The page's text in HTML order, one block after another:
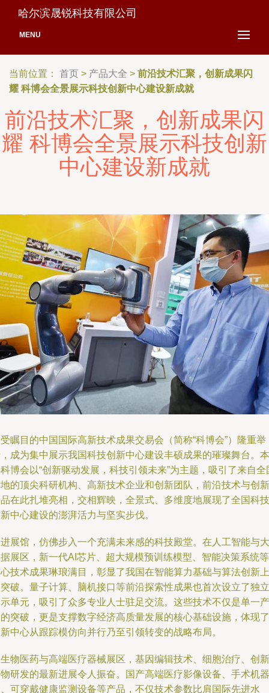
哈尔滨晟锐科技有限公司
MENU
当前位置： 首页 > 产品大全 > 前沿技术汇聚，创新成果闪
耀 科博会全景展示科技创新中心建设新成就
前沿技术汇聚，创新成果闪
耀 科博会全景展示科技创新
中心建设新成就
瞩目的中国国际高新技术成果交易会（简称“科博会”）隆重举
成为集中展示我国科技创新中心建设丰硕成果的璀璨舞台。本
博会以“创新驱动发展，科技引领未来”为主题，吸引了来自全
的顶尖科研机构、高新技术企业和创新团队，前沿技术与创新
在此扎堆亮相，交相辉映，全景式、多维度地展现了全国科技
中心建设的澎湃活力与坚实步伐。
展馆，仿佛步入一个充满未来感的科技殿堂。在人工智能与大
展区，新一代AI芯片、超大规模预训练模型、智能决策系统等
技术成果琳琅满目，彰显了我国在智能算力基础与算法创新上
破。量子计算、脑机接口等前沿探索性成果也首次设立了独立
单元，吸引了众多专业人士驻足交流。这些技术不仅是单一产
突破，更是支撑数字经济高质量发展的核心基础设施，体现了
中心从跟踪模仿向并行乃至引领转变的战略布局。
物医药与高端医疗器械展区，基因编辑技术、细胞治疗、创新
研发的最新进展令人振奋。国产高端医疗影像设备、手术机器
可穿戴健康监测设备等产品，不仅技术参数比肩国际先进水